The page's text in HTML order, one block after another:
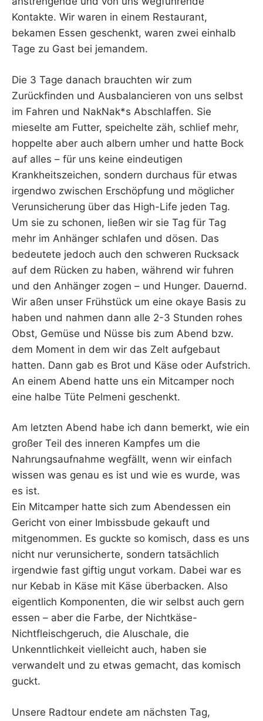
Kontakte. Wir waren in einem Restaurant,
bekamen Essen geschenkt, waren zwei einhalb
Tage zu Gast bei jemandem.
Die 3 Tage danach brauchten wir zum
Zurückfinden und Ausbalancieren von uns selbst
im Fahren und NakNak*s Abschlaffen. Sie
mieselte am Futter, speichelte zäh, schlief mehr,
hoppelte aber auch albern umher und hatte Bock
auf alles – für uns keine eindeutigen
Krankheitszeichen, sondern durchaus für etwas
irgendwo zwischen Erschöpfung und möglicher
Verunsicherung über das High-Life jeden Tag.
Um sie zu schonen, ließen wir sie Tag für Tag
mehr im Anhänger schlafen und dösen. Das
bedeutete jedoch auch den schweren Rucksack
auf dem Rücken zu haben, während wir fuhren
und den Anhänger zogen – und Hunger. Dauernd.
Wir aßen unser Frühstück um eine okaye Basis zu
haben und nahmen dann alle 2-3 Stunden rohes
Obst, Gemüse und Nüsse bis zum Abend bzw.
dem Moment in dem wir das Zelt aufgebaut
hatten. Dann gab es Brot und Käse oder Aufstrich.
An einem Abend hatte uns ein Mitcamper noch
eine halbe Tüte Pelmeni geschenkt.
Am letzten Abend habe ich dann bemerkt, wie ein
großer Teil des inneren Kampfes um die
Nahrungsaufnahme wegfällt, wenn wir einfach
wissen was genau es ist und wie es wurde, was
es ist.
Ein Mitcamper hatte sich zum Abendessen ein
Gericht von einer Imbissbude gekauft und
mitgenommen. Es guckte so komisch, dass es uns
nicht nur verunsicherte, sondern tatsächlich
irgendwie fast giftig ungut vorkam. Dabei war es
nur Kebab in Käse mit Käse überbacken. Also
eigentlich Komponenten, die wir selbst auch gern
essen – aber die Farbe, der Nichtkäse-
Nichtfleischgeruch, die Aluschale, die
Unkenntlichkeit vielleicht auch, haben sie
verwandelt und zu etwas gemacht, das komisch
guckt.
Unsere Radtour endete am nächsten Tag,